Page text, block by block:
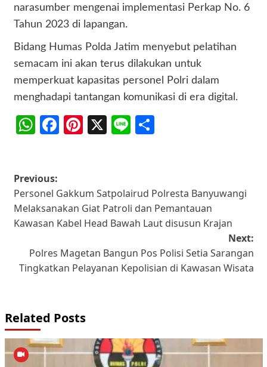
narasumber mengenai implementasi Perkap No. 6
Tahun 2023 di lapangan.
Bidang Humas Polda Jatim menyebut pelatihan
semacam ini akan terus dilakukan untuk
memperkuat kapasitas personel Polri dalam
menghadapi tantangan komunikasi di era digital.
WhatsApp
Facebook
Pinterest
X Line
Post
navigation
Previous:
Personel Gakkum Satpolairud Polresta Banyuwangi
Melaksanakan Giat Patroli dan Pemantauan
Kawasan Kabel Head Bawah Laut disusun Krajan
Next:
Polres Magetan Bangun Pos Polisi Setia Sarangan
Tingkatkan Pelayanan Kepolisian di Kawasan Wisata
Related Posts